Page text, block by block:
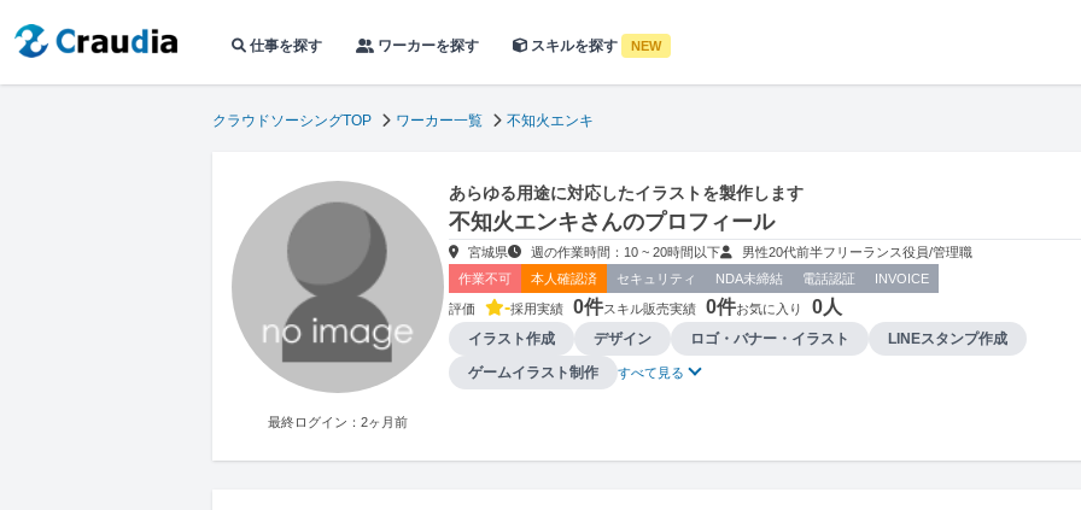
仕事を探す ワーカーを探す スキルを探す NEW
クラウドソーシングTOP ワーカー一覧 不知火エンキ
最終ログイン：2ヶ月前
あらゆる用途に対応したイラストを製作します
不知火エンキさんのプロフィール
宮城県 週の作業時間：10 ~ 20時間以下 男性20代前半フリーランス役員/管理職
作業不可
本人確認済 セキュリティ NDA未締結 電話認証 INVOICE
評価 -採用実績 0件スキル販売実績 0件お気に入り 0人
イラスト作成 デザイン ロゴ・バナー・イラスト
LINEスタンプ作成
ゲームイラスト制作
すべて見る